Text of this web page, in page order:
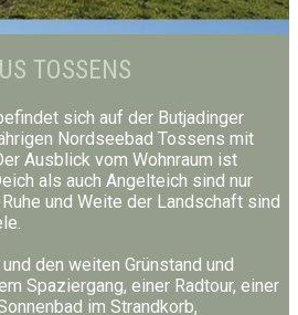
TOSSENS
sich auf der Butjadinger
Nordseebad Tossens mit
Ausblick vom Wohnraum ist
als auch Angelteich sind nur
und Weite der Landschaft sind
den weiten Grünstand und
Spaziergang, einer Radtour, einer
im Strandkorb,